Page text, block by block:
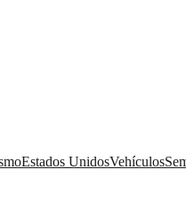
Estados UnidosVehículos